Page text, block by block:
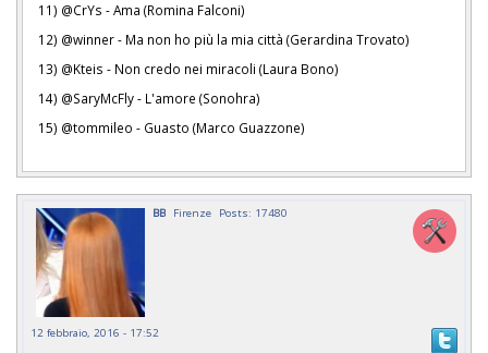
11) @CrYs - Ama (Romina Falconi)
12) @winner - Ma non ho più la mia città (Gerardina Trovato)
13) @Kteis - Non credo nei miracoli (Laura Bono)
14) @SaryMcFly - L'amore (Sonohra)
15) @tommileo - Guasto (Marco Guazzone)
BB Firenze Posts: 17480
12 febbraio, 2016 - 17:52